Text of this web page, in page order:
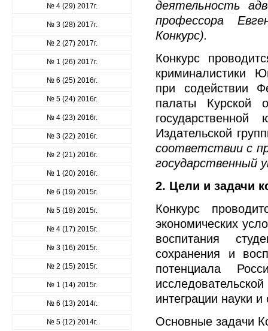
№ 4 (29) 2017г.
№ 3 (28) 2017г.
№ 2 (27) 2017г.
№ 1 (26) 2017г.
№ 6 (25) 2016г.
№ 5 (24) 2016г.
№ 4 (23) 2016г.
№ 3 (22) 2016г.
№ 2 (21) 2016г.
№ 1 (20) 2016г.
№ 6 (19) 2015г.
№ 5 (18) 2015г.
№ 4 (17) 2015г.
№ 3 (16) 2015г.
№ 2 (15) 2015г.
№ 1 (14) 2015г.
№ 6 (13) 2014г.
№ 5 (12) 2014г.
деятельность
профессора
Конкурс).
Конкурс
криминалистики
при содействии
палаты Курской
Издательской
соответствии с
государственный
2. Цели и задачи
Конкурс
экономических
воспитания
сохранения и
потенциала
интеграции науки
Основные задачи